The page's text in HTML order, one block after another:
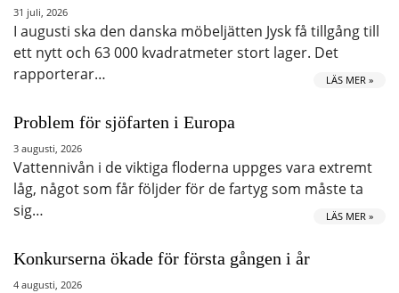
31 juli, 2026
I augusti ska den danska möbeljätten Jysk få tillgång till
ett nytt och 63 000 kvadratmeter stort lager. Det
rapporterar…
LÄS MER »
Problem för sjöfarten i Europa
3 augusti, 2026
Vattennivån i de viktiga floderna uppges vara extremt
låg, något som får följder för de fartyg som måste ta
sig…
LÄS MER »
Konkurserna ökade för första gången i år
4 augusti, 2026